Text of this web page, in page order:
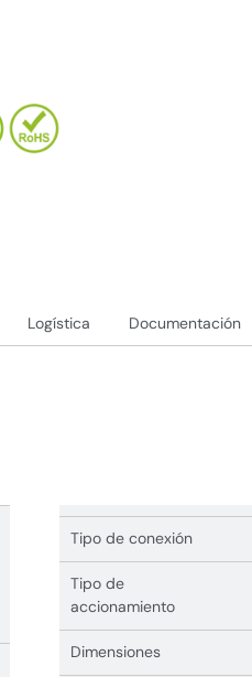
Logística Documentación
Tipo de conexión
Tipo de
accionamiento
Dimensiones